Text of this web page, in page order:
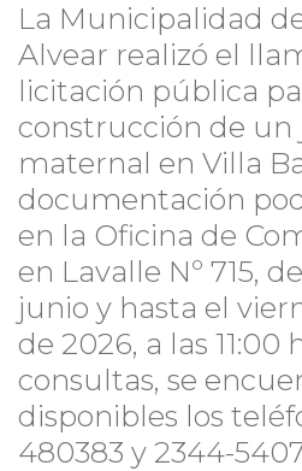
La Municipalidad
Alvear realizó el
licitación pública
construcción de un
maternal en Villa
documentación
en la Oficina de
en Lavalle Nº 715,
junio y hasta el
de 2026, a las 11:00
consultas, se
disponibles los
480383 y 2344-